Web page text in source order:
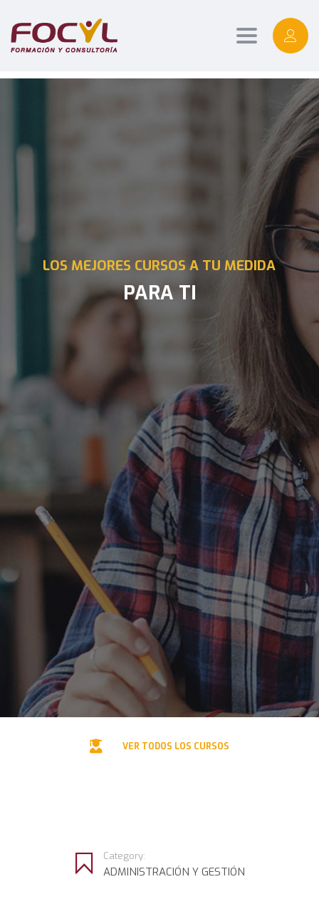
Toggle
navigation
PARA TI
LOS MEJORES CURSOS A TU MEDIDA
VER TODOS LOS CURSOS
Category:
ADMINISTRACIÓN Y GESTIÓN